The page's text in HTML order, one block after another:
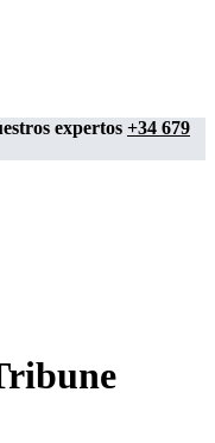
expertos +34 679